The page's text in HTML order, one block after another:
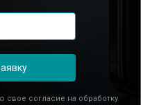
свое согласие на обработку